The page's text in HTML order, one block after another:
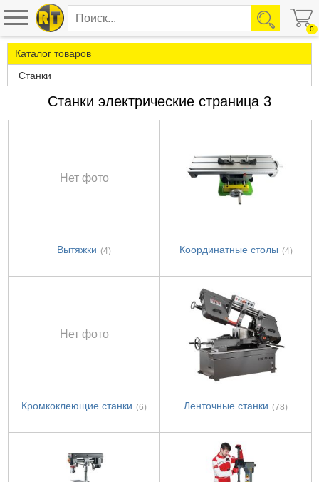
0
Каталог товаров
Станки
Станки электрические страница 3
Нет фото
Вытяжки (4) Координатные столы (4)
Нет фото
Кромкоклеющие станки (6) Ленточные станки (78)